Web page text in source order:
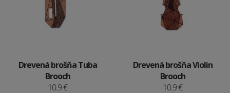
Drevená brošňa Tuba
Brooch
10.9 €
Drevená brošňa Violin
Brooch
10.9 €